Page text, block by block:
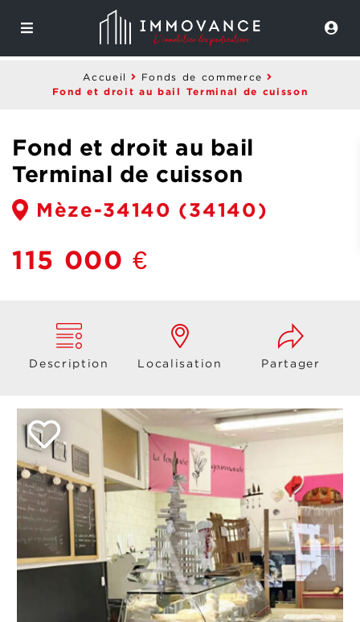
Accueil Fonds de commerce
Fond et droit au bail Terminal de cuisson
Fond et droit au bail
Terminal de cuisson
Mèze-34140 (34140)
115 000 €
Description Localisation Partager